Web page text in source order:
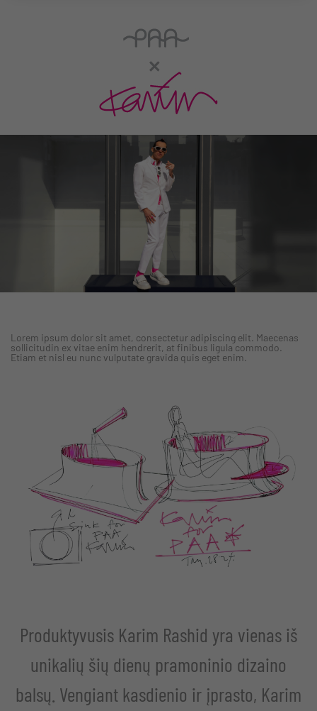
Lorem ipsum dolor sit amet, consectetur adipiscing elit. Maecenas
sollicitudin ex vitae enim hendrerit, at finibus ligula commodo.
Etiam et nisl eu nunc vulputate gravida quis eget enim.
Produktyvusis Karim Rashid yra vienas iš
unikalių šių dienų pramoninio dizaino
balsų. Vengiant kasdienio ir įprasto, Karim